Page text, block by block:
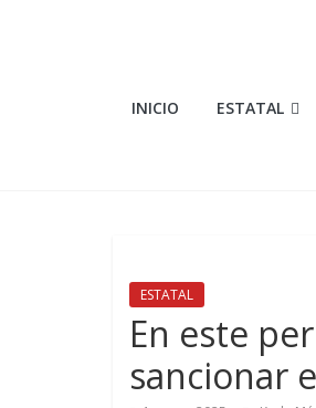
INICIO ESTATAL
ESTATAL
En este
sancionar